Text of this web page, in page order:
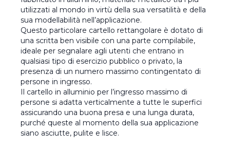
utilizzati al mondo in virtù della sua versatilità e della
sua modellabilità nell’applicazione.
Questo particolare cartello rettangolare è dotato di
una scritta ben visibile con una parte compilabile,
ideale per segnalare agli utenti che entrano in
qualsiasi tipo di esercizio pubblico o privato, la
presenza di un numero massimo contingentato di
persone in ingresso.
Il cartello in alluminio per l’ingresso massimo di
persone si adatta verticalmente a tutte le superfici
assicurando una buona presa e una lunga durata,
purché queste al momento della sua applicazione
siano asciutte, pulite e lisce.